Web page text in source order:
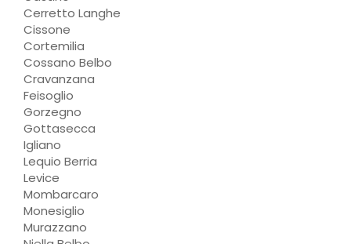
Cerretto Langhe
Cissone
Cortemilia
Cossano Belbo
Cravanzana
Feisoglio
Gorzegno
Gottasecca
Igliano
Lequio Berria
Levice
Mombarcaro
Monesiglio
Murazzano